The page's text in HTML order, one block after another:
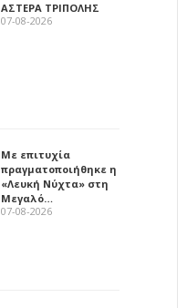
ΑΣΤΕΡΑ ΤΡΙΠΟΛΗΣ
07-08-2026
Με επιτυχία
πραγματοποιήθηκε η
«Λευκή Νύχτα» στη
Μεγαλό…
07-08-2026